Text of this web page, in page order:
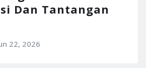
Dan Tantangan
22, 2026